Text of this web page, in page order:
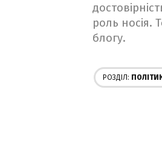
роль носія.
блогу.
РОЗДІЛ: